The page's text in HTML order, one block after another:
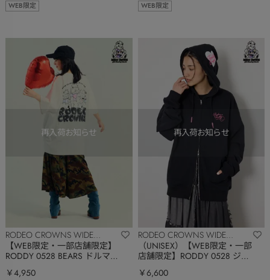
WEB限定 WEB限定
RODEO CROWNS WIDE
BOWL
【WEB限定・一部店舗限定】
RODDY 0528 BEARS ドルマンT
￥4,950
RODEO CROWNS WIDE
BOWL
（UNISEX）【WEB限定・一部
店舗限定】RODDY 0528 ジッ
￥6,600